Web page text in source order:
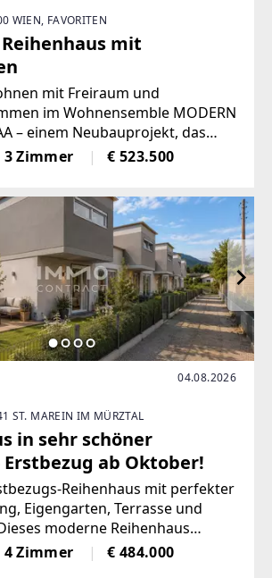
WIEN, FAVORITEN
mit
mit Freiraum und
im Wohnensemble MODERN
– einem Neubauprojekt, das
mit großzügigen Freiflächen und
verbindet. In dem
3 Zimmer € 523.500
04.08.2026
ST. MAREIN IM MÜRZTAL
in sehr schöner
Erstbezug ab Oktober!
Reihenhaus mit perfekter
Eigengarten, Terrasse und
moderne Reihenhaus
auf kompakter Fläche keine
beim Komfort eingehen
4 Zimmer € 484.000